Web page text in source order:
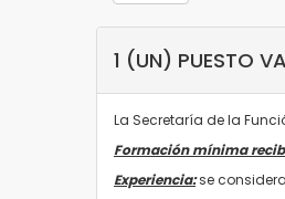
1 (UN) PUESTO
La Secretaría de la
Formación mínima
Experiencia:se